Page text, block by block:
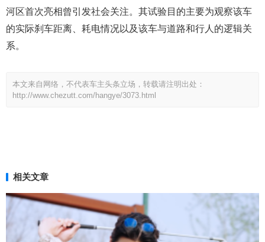
河区首次亮相曾引发社会关注。其试验目的主要为观察该车
的实际刹车距离、耗电情况以及该车与道路和行人的逻辑关
系。
本文来自网络，不代表车主头条立场，转载请注明出处：
http://www.chezutt.com/hangye/3073.html
相关文章